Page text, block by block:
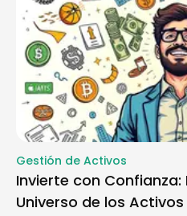
Gestión de Activos
Invierte con
Universo de los Activos